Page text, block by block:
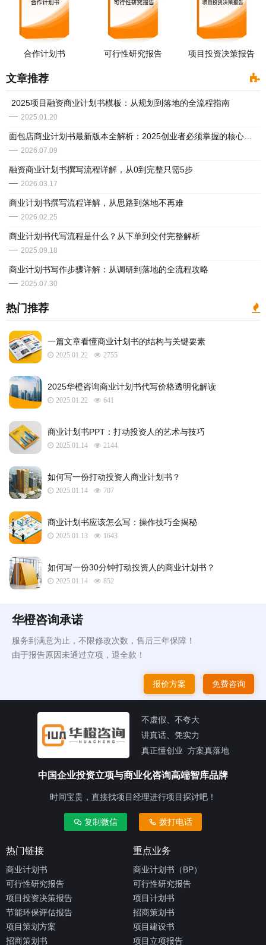
合作计划书 可行性研究报告 项目投资决策报告
文章推荐
​ 2025项目融资商业计划书模板：从规划到落地的全流程指南
2025.01.20
面包店商业计划书最新版本全解析：2025创业者必须掌握的核心逻辑
2026.07.09
融资商业计划书撰写流程详解，从0到完整只需5步
2026.03.17
商业计划书撰写流程详解，从思路到落地不再难
2026.02.25
​商业计划书代写流程是什么？从下单到交付完整解析
2025.09.18
商业计划书写作步骤详解：从调研到落地的全流程攻略
2025.07.30
热门推荐
一篇文章看懂商业计划书的结构与关键要素
2025.01.22 2755
2025华橙咨询商业计划书代写价格透明化解读
2025.01.22 641
​商业计划书PPT：打动投资人的艺术与技巧
2025.01.14 2144
如何写一份打动投资人商业计划书？
2025.01.14 707
商业计划书应该怎么写：操作技巧全揭秘
2025.01.13 1643
如何写一份30分钟打动投资人的商业计划书？
2025.01.14 852
华橙咨询承诺
服务到满意为止，不限修改次数，售后三年保障！
由于报告原因未通过立项，退全款！
报价方案 免费咨询
不虚假、不夸大
讲真话、凭实力
真正懂创业 方案真落地
中国企业投资立项与商业化咨询高端智库品牌
时间宝贵，直接找项目经理进行项目探讨吧！
复制微信 拨打电话
热门链接
商业计划书
可行性研究报告
项目投资决策报告
节能环保评估报告
项目策划方案
招商策划书
重点业务
商业计划书（BP）
可行性研究报告
项目计划书
招商策划书
项目建设书
项目立项报告